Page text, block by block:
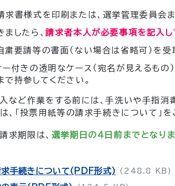
求書様式を印刷または、選挙管理委員会
したら、請求者本人が必要事項を記入し
粛要請等の書面（ない場合は省略可）を
付きの透明なケース（宛名が見えるもの
持参してください。
ど作業をする前には、手洗いや手指消
、「投票用紙等の請求手続きについて」を
求期限は、 選挙期日の４日前までとなり
求手続きについて(PDF形式) (248.8 KB)